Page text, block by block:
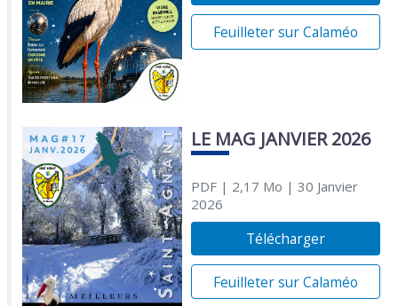
Feuilleter sur Calaméo
LE MAG JANVIER 2026
PDF| 2,17 Mo | 30 Janvier
2026
Télécharger
Feuilleter sur Calaméo